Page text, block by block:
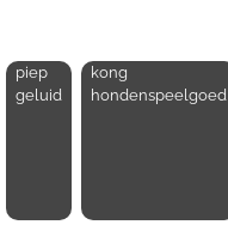
piep
geluid
kong
hondenspeelgoed